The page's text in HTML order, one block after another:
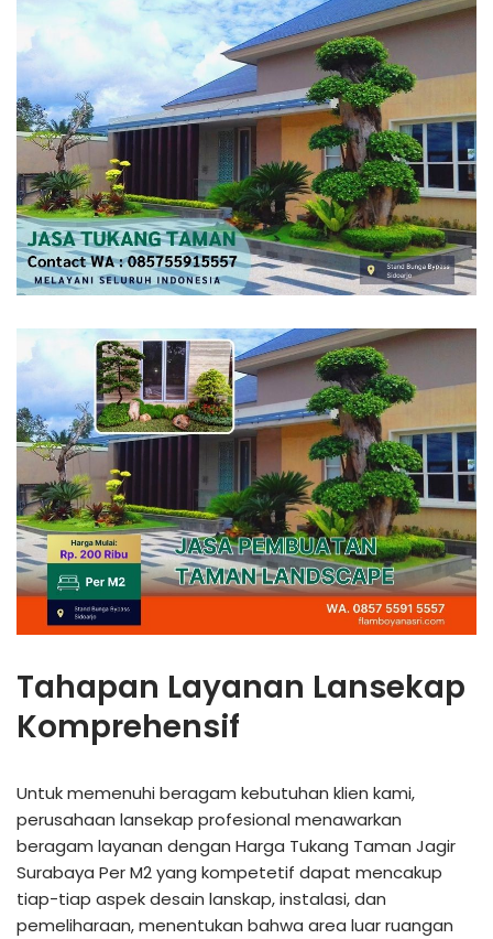
Tahapan Layanan Lansekap
Komprehensif
Untuk memenuhi beragam kebutuhan klien kami,
perusahaan lansekap profesional menawarkan
beragam layanan dengan Harga Tukang Taman Jagir
Surabaya Per M2 yang kompetetif dapat mencakup
tiap-tiap aspek desain lanskap, instalasi, dan
pemeliharaan, menentukan bahwa area luar ruangan